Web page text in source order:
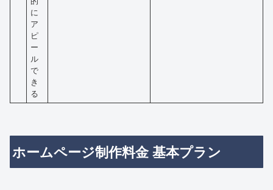
に
ア
ピ
ー
ル
で
き
る
ホームページ制作料金 基本プラン